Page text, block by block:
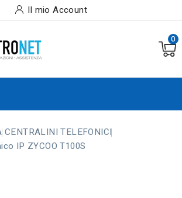
Il mio Account
0
CENTRALINI TELEFONICI
IP ZYCOO T100S